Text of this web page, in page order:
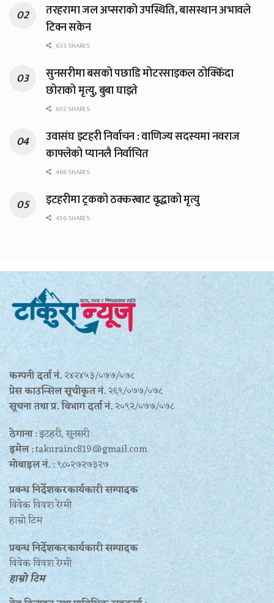
तरहरामा जल अप्सराको उपस्थिति, बासस्थान अभावले
टिक्न सकेन
633 SHARES
सुनसरीमा बसको पछाडि मोटरसाइकल ठोक्किँदा
छोराको मृत्यु, बुबा घाइते
602 SHARES
उवासंघ इटहरी निर्वाचन : वाणिज्य सदस्यमा नवराज
काफ्लेको प्यानलै निर्वाचित
466 SHARES
इटहरीमा ट्रकको ठक्करबाट वृद्धाको मृत्यु
456 SHARES
कम्पनी दर्ता नं.२४२४५३/०७७/०७८
प्रेस काउन्सिल सूचीकृत नं.२६९/०७७/०७८
सूचना तथा प्र‍. विभाग दर्ता नं.२०९२/०७७/०७८
ठेगाना: इटहरी, सुनसरी
इमेल: takurainc819@gmail.com
मोबाइल नं.: ९८०२७२७३२७
प्रबन्ध निर्देशकरकार्यकारी सम्पादक
विवेक विवश रेग्मी
हाम्रो टिम
प्रबन्ध निर्देशकरकार्यकारी सम्पादक
विवेक विवश रेग्मी
हाम्रो टिम